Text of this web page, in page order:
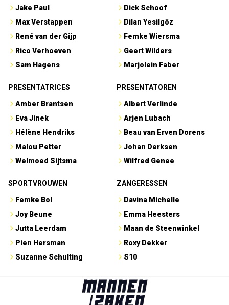
Jake Paul
Max Verstappen
René van der Gijp
Rico Verhoeven
Sam Hagens
Dick Schoof
Dilan Yesilgöz
Femke Wiersma
Geert Wilders
Marjolein Faber
PRESENTATRICES
Amber Brantsen
Eva Jinek
Hélène Hendriks
Malou Petter
Welmoed Sijtsma
PRESENTATOREN
Albert Verlinde
Arjen Lubach
Beau van Erven Dorens
Johan Derksen
Wilfred Genee
SPORTVROUWEN
Femke Bol
Joy Beune
Jutta Leerdam
Pien Hersman
Suzanne Schulting
ZANGERESSEN
Davina Michelle
Emma Heesters
Maan de Steenwinkel
Roxy Dekker
S10